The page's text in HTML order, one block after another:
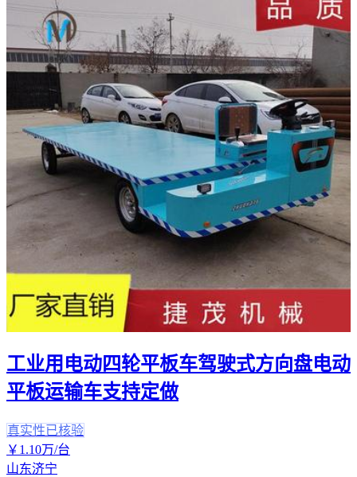
工业用电动四轮平板车驾驶式方向盘电动
平板运输车支持定做
真实性已核验
￥ 1 .10万/台
山东济宁